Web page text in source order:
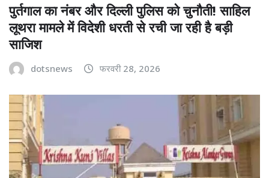
पुर्तगाल का नंबर और दिल्ली पुलिस को चुनौती! साहिल
लूथरा मामले में विदेशी धरती से रची जा रही है बड़ी
साजिश
dotsnews फरवरी 28, 2026